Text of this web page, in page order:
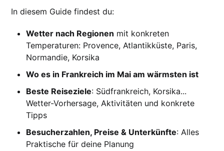
In diesem Guide findest du:
Wetter nach Regionen mit konkreten
Temperaturen: Provence, Atlantikküste, Paris,
Normandie, Korsika
Wo es in Frankreich im Mai am wärmsten ist
Beste Reiseziele: Südfrankreich, Korsika...
Wetter-Vorhersage, Aktivitäten und konkrete
Tipps
Besucherzahlen, Preise & Unterkünfte: Alles
Praktische für deine Planung